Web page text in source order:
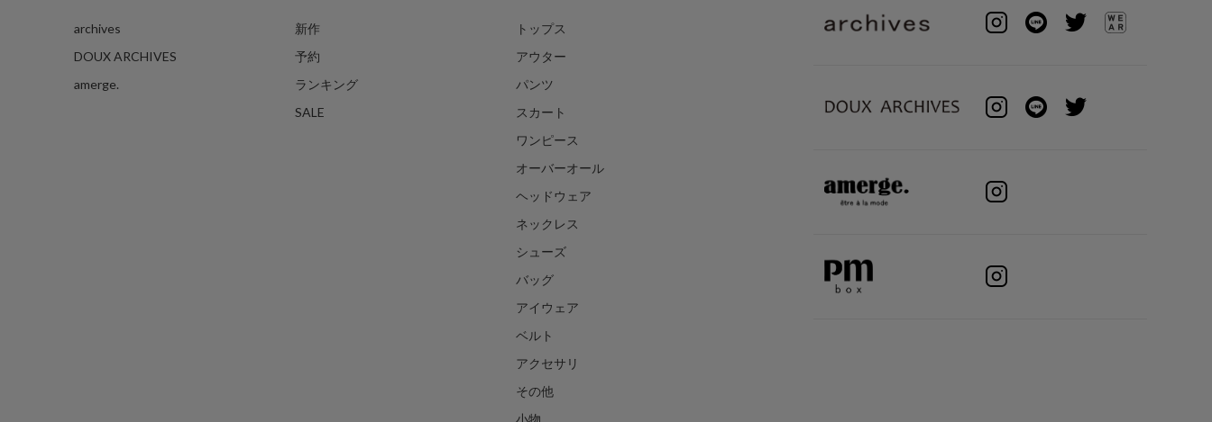
archives
DOUX ARCHIVES
amerge.
新作
予約
ランキング
SALE
トップス
アウター
パンツ
スカート
ワンピース
オーバーオール
ヘッドウェア
ネックレス
シューズ
バッグ
アイウェア
ベルト
アクセサリ
その他
小物